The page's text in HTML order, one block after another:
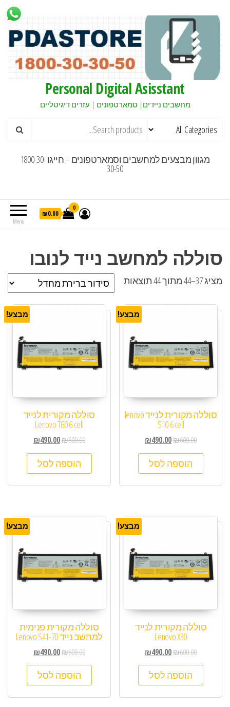
Personal Digital Asisstant
מחשבים ניידים| סמארטפונים | עזרים דיגיטליים
מגוון מבצעים למחשבים וסמארטפונים – חייגו 1800-30-
30-50
Menu
0
₪0.00
סוללה למחשב נייד לנובו
מציג 37–44 מתוך 44 תוצאות
מבצע!
סוללה מקורית לנייד lenovo
S10 6 cell
₪600.00
₪490.00
הוספה לסל
מבצע!
סוללה מקורית לנייד
Lenovo T60 6 cell
₪600.00
₪490.00
הוספה לסל
מבצע!
סוללה מקורית לנייד
Lenovo X30
₪600.00
₪490.00
הוספה לסל
מבצע!
סוללה מקורית פנימית
למחשב נייד Lenovo S41-70
₪600.00
₪490.00
הוספה לסל